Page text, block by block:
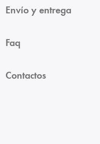
Envío y entrega
Faq
Contactos